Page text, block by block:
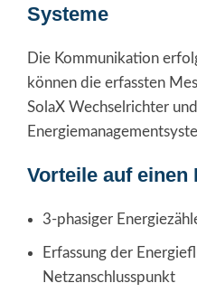
Systeme
Die Kommunikation
können die erfassten
SolaX Wechselrichter und
Vorteile auf einen
3-phasiger
Erfassung der
Netzanschlusspunkt